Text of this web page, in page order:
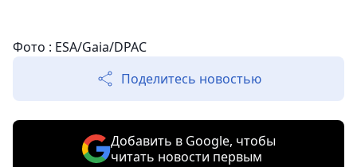
Фото : ESA/Gaia/DPAC
Поделитесь новостью
Добавить в Google, чтобы
читать новости первым